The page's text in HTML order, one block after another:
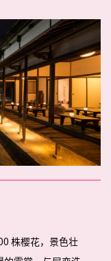
株樱花，景色壮